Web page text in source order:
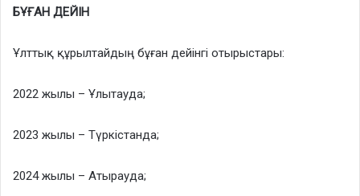
БҰҒАН ДЕЙІН
Ұлттық құрылтайдың бұған дейінгі отырыстары:
2022 жылы – Ұлытауда;
2023 жылы – Түркістанда;
2024 жылы – Атырауда;